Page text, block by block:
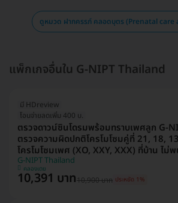
ดูหมวด ฝากครรภ์ คลอดบุตร (Prenatal
แพ็กเกจอื่นใน G-NIPT Thailand
มี HDreview
โอนจ่ายลดเพิ่ม 400 บ.
ตรวจดาวน์ซินโดรมพร้อมทราบเพศลูก G-
ตรวจความผิดปกติโครโมโซมคู่ที่ 21, 18,
โครโมโซมเพศ (XO, XXY, XXX) ที่บ้าน ไม่
G-NIPT Thailand
คลองเตย
10,391 บาท10,900 บาท ประหยัด 1%